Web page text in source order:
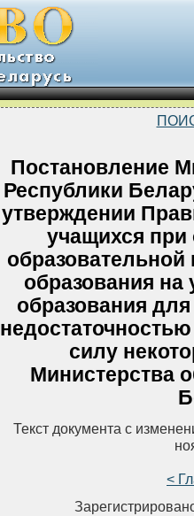
Постановление
Республики
утверждении
учащихся при
образования на
образования
силу
Министерства
Текст документа с
<